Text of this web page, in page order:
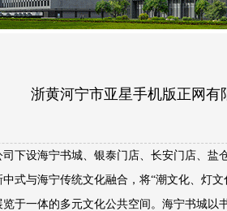
浙黄河宁市亚星手机版正网有
下设海宁书城、银泰门店、长安门店、盐
式与海宁传统文化融合，将“潮文化、灯
于一体的多元文化公共空间。海宁书城以